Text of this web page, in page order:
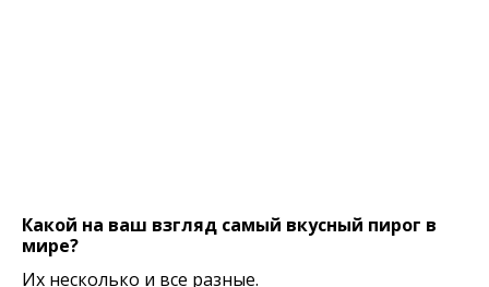
Какой на ваш взгляд самый вкусный пирог в
мире?
Их несколько и все разные.